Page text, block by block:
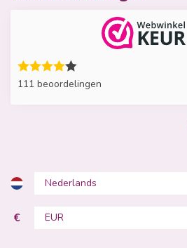
111 beoordelingen
€